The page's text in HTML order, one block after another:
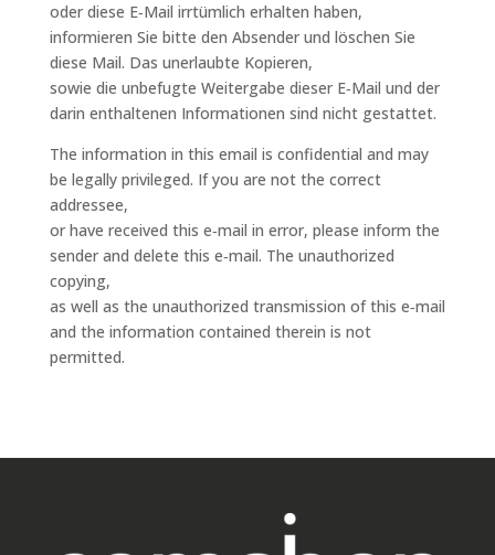
​oder diese E‑Mail irrtümlich erhalten haben,
informieren Sie bitte den Absender und löschen Sie
diese Mail. Das unerlaubte Kopieren,
​sowie die unbefugte Weitergabe dieser E‑Mail und der
darin enthaltenen Informationen sind nicht gestattet.
The information in this email is confidential and may
be legally privileged. If you are not the correct
addressee,
​or have received this e‑mail in error, please inform the
sender and delete this e‑mail. The unauthorized
copying,
​as well as the unauthorized transmission of this e‑mail
and the information contained therein is not
permitted.